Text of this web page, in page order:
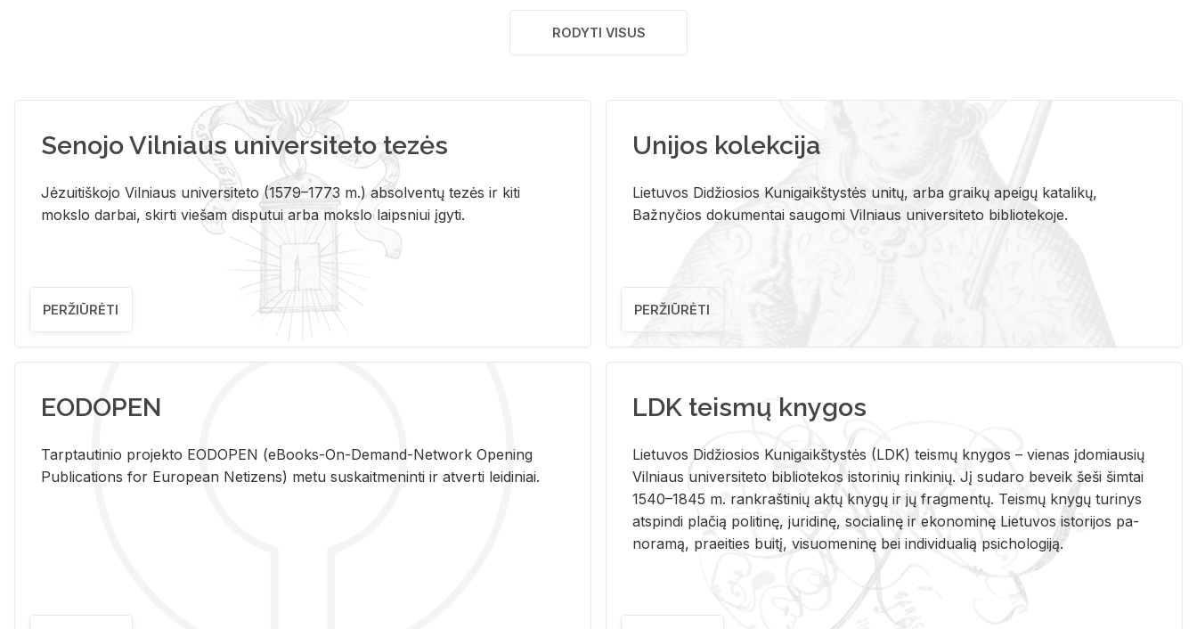
RODYTI VISUS
Senojo Vilniaus universiteto tezės
Jėzuitiškojo Vilniaus universiteto (1579–1773 m.) absolventų tezės ir kiti
mokslo darbai, skirti viešam disputui arba mokslo laipsniui įgyti.
PERŽIŪRĖTI
Unijos kolekcija
Lietuvos Didžiosios Kunigaikštystės unitų, arba graikų apeigų katalikų,
Bažnyčios dokumentai saugomi Vilniaus universiteto bibliotekoje.
PERŽIŪRĖTI
EODOPEN
Tarp­tau­ti­nio pro­jek­to EO­DO­PEN (eBo­oks-On-De­mand-Ne­twork Ope­ning
Pub­li­ca­tions for Eu­ro­pe­an Ne­ti­zens) metu su­skait­me­nin­ti ir at­ver­ti lei­di­niai.
LDK teismų knygos
Lie­tu­vos Di­džio­sios Ku­ni­gaikš­tys­tės (LDK) teis­mų kny­gos – vie­nas įdo­miau­sių
Vil­niaus uni­ver­si­te­to bi­b­lio­te­kos is­to­ri­nių rin­ki­nių. Jį su­da­ro be­veik šeši šim­tai
1540–1845 m. rank­raš­ti­nių aktų kny­gų ir jų frag­men­tų. Teis­mų kny­gų tu­ri­nys
at­spin­di pla­čią po­li­ti­nę, ju­ri­di­nę, so­cia­li­nę ir eko­no­mi­nę Lie­tu­vos is­to­ri­jos pa­
no­ra­mą, pra­ei­ties bui­tį, vi­suo­me­ni­nę bei in­di­vi­dua­lią psi­cho­lo­gi­ją.